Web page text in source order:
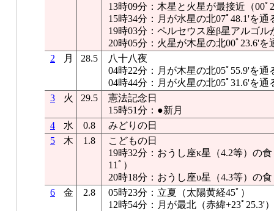
13時09分：木星と火星が最接近（00ﾟ
15時34分：月が水星の北07ﾟ48.1'を通
19時03分：ペルセウス座β星アルゴル
20時05分：火星が木星の北00ﾟ23.6'を
2
月 28.5
八十八夜
04時22分：月が木星の北05ﾟ55.9'を通
04時44分：月が火星の北05ﾟ31.6'を通
3
火 29.5
憲法記念日
15時51分：●新月
4
水 0.8
みどりの日
5
木 1.8
こどもの日
19時32分：おうし座κ星（4.2等）の
11ﾟ）
20時18分：おうし座υ星（4.3等）の
6
金 2.8
05時23分：立夏（太陽黄経45ﾟ）
12時54分：月が最北（赤緯+23ﾟ25.3'）